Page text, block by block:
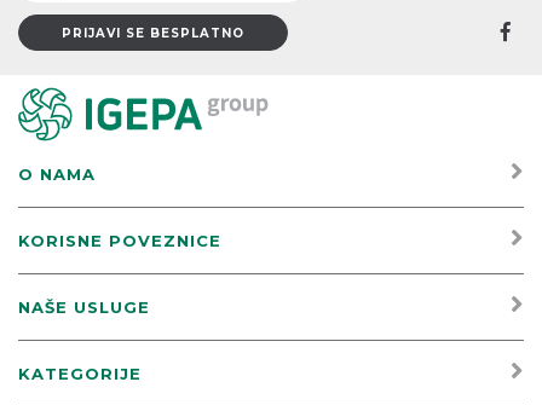
O NAMA
KORISNE POVEZNICE
NAŠE USLUGE
KATEGORIJE